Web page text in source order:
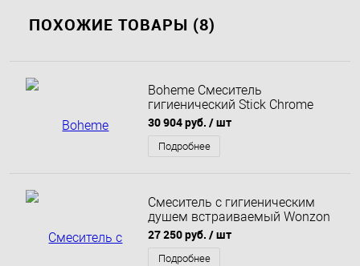
ПОХОЖИЕ ТОВАРЫ (8)
Boheme Смеситель
гигиенический Stick Chrome
Linea хром 127-CRCR.3
30 904 руб. / шт
Подробнее
Смеситель с гигиеническим
душем встраиваемый Wonzon
& Woghand Steam, Темный
графит (WW-88829008-BGM)
27 250 руб. / шт
Подробнее